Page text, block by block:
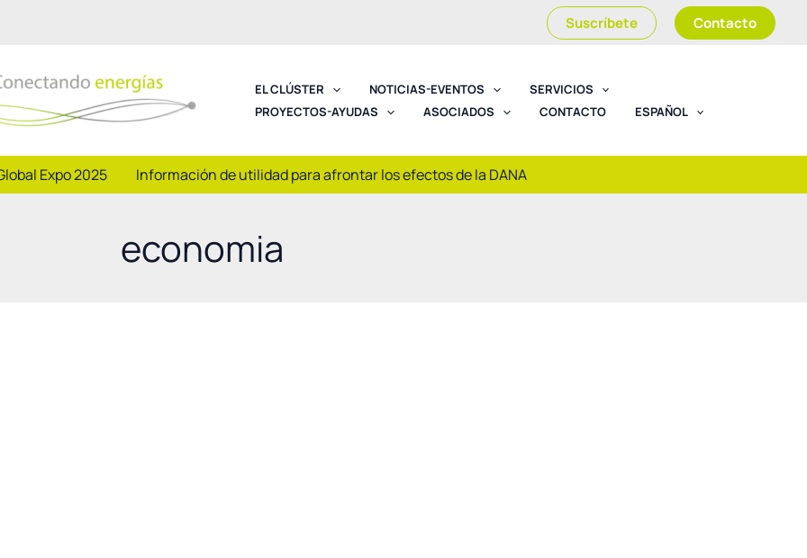
Suscríbete Contacto
EL CLÚSTER NOTICIAS-EVENTOS
SERVICIOS
PROYECTOS-AYUDAS
ASOCIADOS CONTACTO ESPAÑOL
Expo 2025 Información de utilidad para afrontar los efectos de la DANA
economia